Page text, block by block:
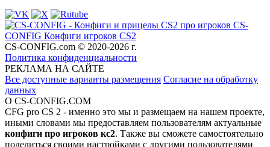
CS-
CONFIG Конфиги игроков CS2
CS-CONFIG.com © 2020-2026 г.
Политика конфиденциальности
РЕКЛАМА НА САЙТЕ
Все доступные варианты размещения Согласие на обработку
данных
О CS-CONFIG.COM
CFG pro CS 2 - именно это мы и размещаем на нашем проекте,
иными словами мы предоставляем пользователям актуальные
конфиги про игроков кс2. Также вы сможете самостоятельно
поделиться своими настройками с другими пользователями